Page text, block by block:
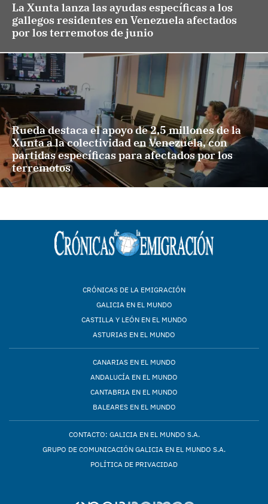
La Xunta lanza las ayudas específicas a los
gallegos residentes en Venezuela afectados
por los terremotos de junio
Rueda destaca el apoyo de 2,5 millones de la
Xunta a la colectividad en Venezuela, con
partidas específicas para afectados por los
terremotos
CRÓNICAS DE LA EMIGRACIÓN
GALICIA EN EL MUNDO
CASTILLA Y LEÓN EN EL MUNDO
ASTURIAS EN EL MUNDO
CANARIAS EN EL MUNDO
ANDALUCÍA EN EL MUNDO
CANTABRIA EN EL MUNDO
BALEARES EN EL MUNDO
CONTACTO: GALICIA EN EL MUNDO S.A.
GRUPO DE COMUNICACIÓN GALICIA EN EL MUNDO S.A.
POLÍTICA DE PRIVACIDAD